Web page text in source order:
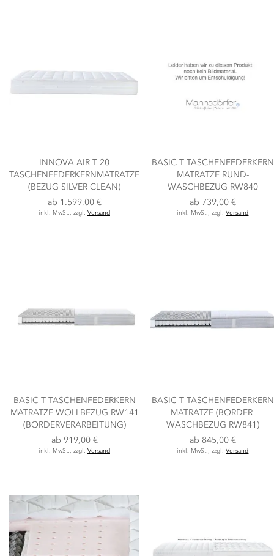
INNOVA AIR T 20
TASCHENFEDERKERNMATRATZE
(BEZUG SILVER CLEAN)
ab 1.599,00 €
inkl. MwSt., zzgl. Versand
BASIC T TASCHENFEDERKERN
MATRATZE RUND-
WASCHBEZUG RW840
ab 739,00 €
inkl. MwSt., zzgl.Versand
BASIC T TASCHENFEDERKERN
MATRATZE WOLLBEZUG RW141
(BORDERVERARBEITUNG)
ab 919,00 €
inkl. MwSt., zzgl. Versand
BASIC T TASCHENFEDERKERN
MATRATZE (BORDER-
WASCHBEZUG RW841)
ab 845,00 €
inkl. MwSt., zzgl.Versand